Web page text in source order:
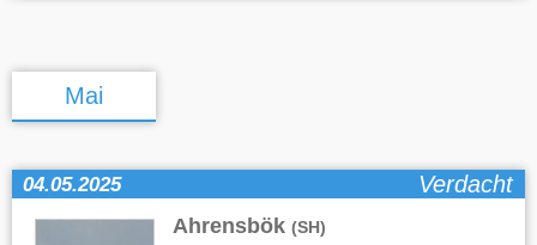
Mai
04.05.2025 Verdacht
Ahrensbök (SH)